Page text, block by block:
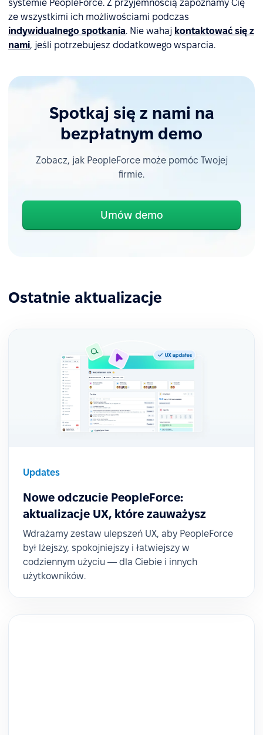
systemie PeopleForce. Z przyjemnością zapoznamy Cię
ze wszystkimi ich możliwościami podczas
indywidualnego spotkania. Nie wahaj kontaktować się z
nami, jeśli potrzebujesz dodatkowego wsparcia.
Spotkaj się z nami na
bezpłatnym demo
Zobacz, jak PeopleForce może pomóc Twojej
firmie.
Umów demo
Ostatnie aktualizacje
Updates
Nowe odczucie PeopleForce:
aktualizacje UX, które zauważysz
Wdrażamy zestaw ulepszeń UX, aby PeopleForce
był lżejszy, spokojniejszy i łatwiejszy w
codziennym użyciu — dla Ciebie i innych
użytkowników.